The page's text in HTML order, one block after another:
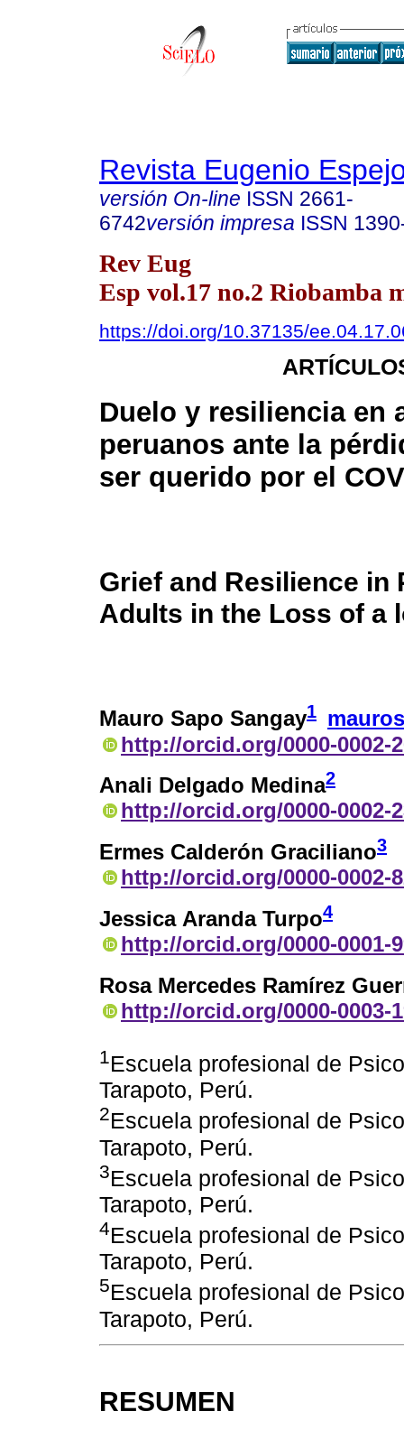
Revista Eugenio
versión On-line ISSN 2661-
6742versión impresa ISSN
Rev Eug
Esp vol.17 no.2 Riobamba
https://doi.org/10.37135/
Duelo y resiliencia en
peruanos ante la
ser querido por el
Grief and Resilience in
Adults in the Loss of a
Mauro Sapo Sangay1
http://orcid.org/0000-0002-
Anali Delgado Medina2
http://orcid.org/0000-0002-
Ermes Calderón Graciliano3
http://orcid.org/0000-0002-
Jessica Aranda Turpo4
http://orcid.org/0000-0001-
Rosa Mercedes Ramírez
http://orcid.org/0000-0003-
1Escuela profesional de
Tarapoto, Perú.
2Escuela profesional de
Tarapoto, Perú.
3Escuela profesional de
Tarapoto, Perú.
4Escuela profesional de
Tarapoto, Perú.
5Escuela profesional de
Tarapoto, Perú.
RESUMEN